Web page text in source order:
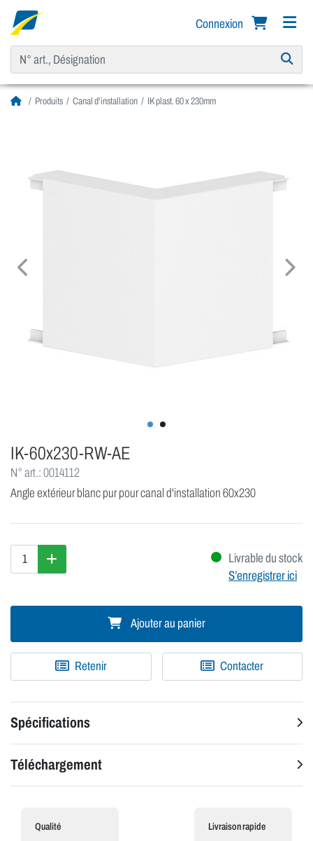
Connexion
Produits Canal d'installation IK plast. 60 x 230mm
IK-60x230-RW-AE
N° art.: 0014112
Angle extérieur blanc pur pour canal d'installation 60x230
Livrable du stock
S’enregistrer ici
Ajouter au panier
Retenir Contacter
Spécifications
Téléchargement
Qualité Livraison rapide